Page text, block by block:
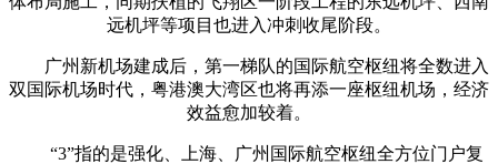
远机坪等项目也进入冲刺收尾阶段。
广州新机场建成后，第一梯队的国际航空枢纽将全数进入
双国际机场时代，粤港澳大湾区也将再添一座枢纽机场，经济
效益愈加较着。
“3”指的是强化、上海、广州国际航空枢纽全方位门户复